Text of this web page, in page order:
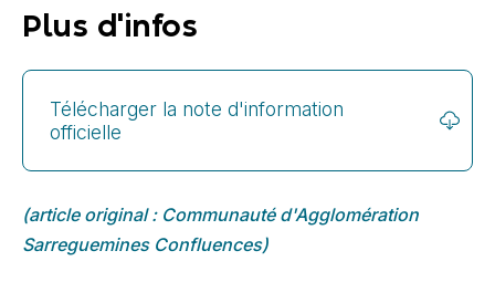
Plus d'infos
Télécharger la note d'information
officielle
(article original : Communauté d'Agglomération
Sarreguemines Confluences)